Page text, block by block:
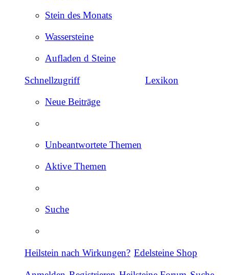
Stein des Monats
Wassersteine
Aufladen d Steine
Schnellzugriff
Neue Beiträge
Unbeantwortete Themen
Aktive Themen
Suche
Lexikon
Heilstein nach Wirkungen? Edelsteine Shop